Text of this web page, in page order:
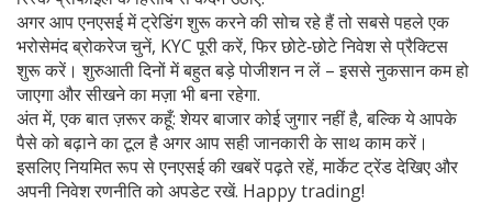
अगर आप एनएसई में ट्रेडिंग शुरू करने की सोच रहे हैं तो सबसे पहले एक
भरोसेमंद ब्रोकरेज चुनें, KYC पूरी करें, फिर छोटे‑छोटे निवेश से प्रैक्टिस
शुरू करें। शुरुआती दिनों में बहुत बड़े पोजीशन न लें – इससे नुकसान कम हो
जाएगा और सीखने का मज़ा भी बना रहेगा.
अंत में, एक बात ज़रूर कहूँ: शेयर बाजार कोई जुगार नहीं है, बल्कि ये आपके
पैसे को बढ़ाने का टूल है अगर आप सही जानकारी के साथ काम करें।
इसलिए नियमित रूप से एनएसई की खबरें पढ़ते रहें, मार्केट ट्रेंड देखिए और
अपनी निवेश रणनीति को अपडेट रखें. Happy trading!